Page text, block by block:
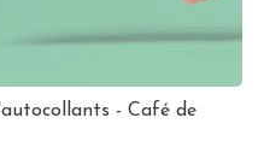
- Café de